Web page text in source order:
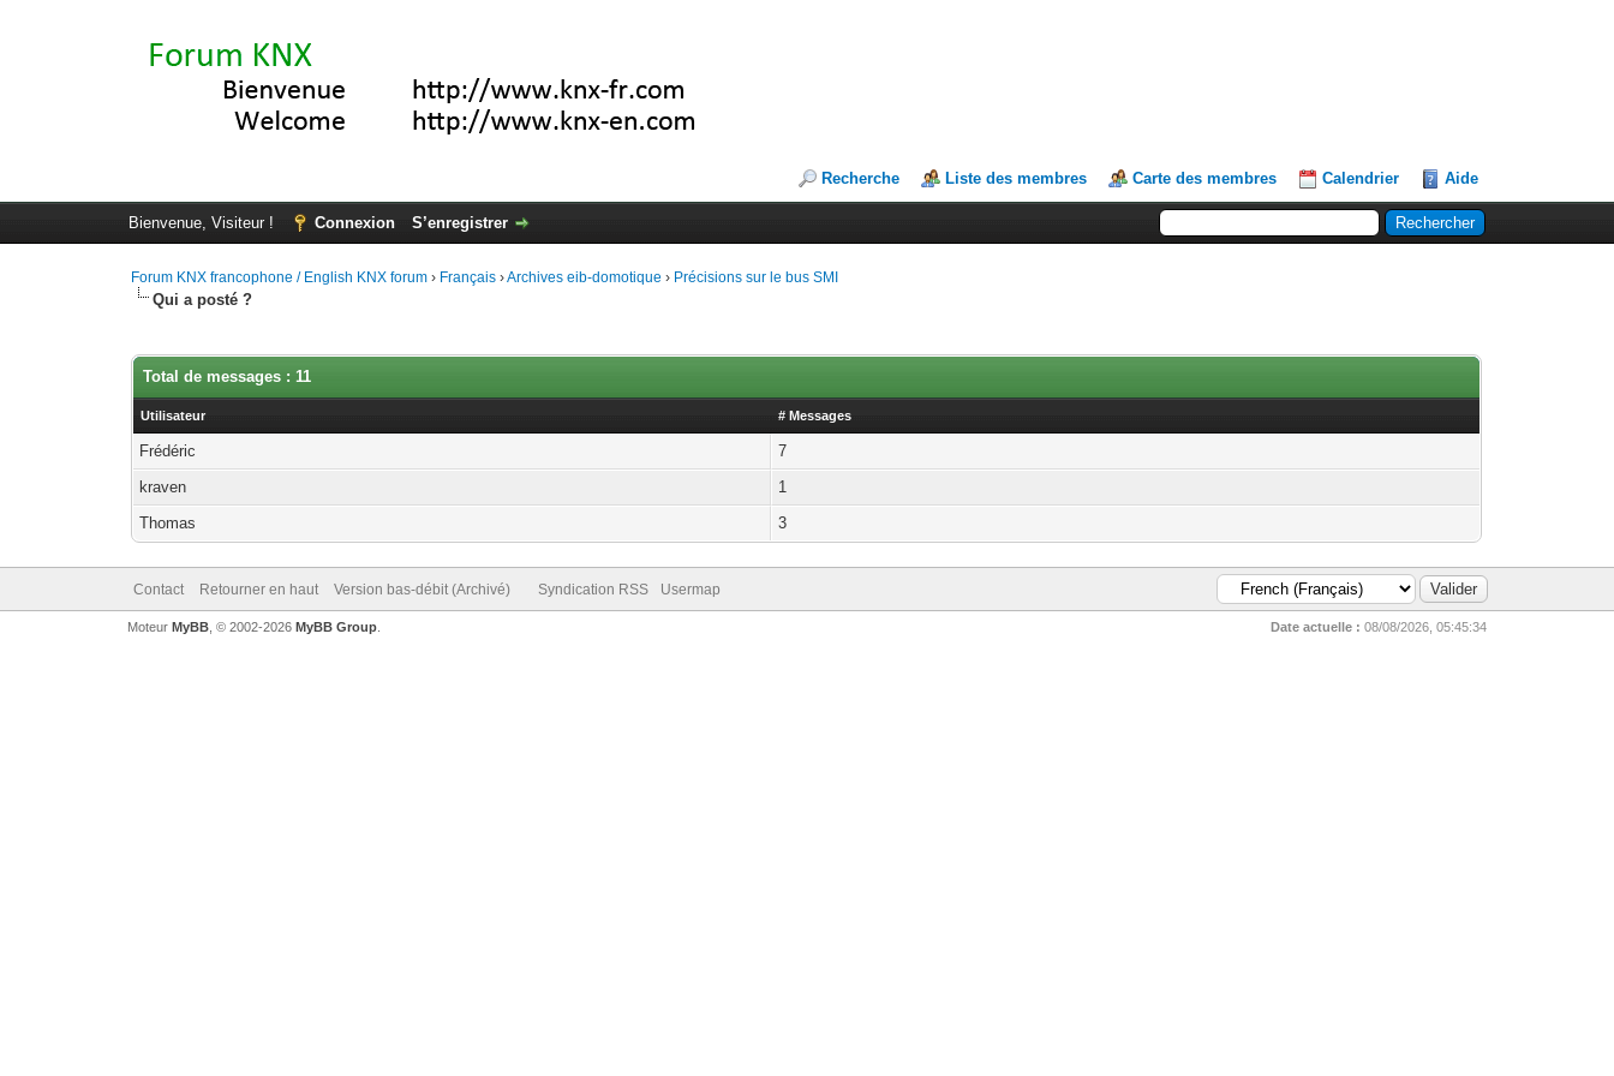
Recherche Liste des membres Carte des membres Calendrier Aide
Bienvenue, Visiteur ! Connexion S’enregistrer
Forum KNX francophone / English KNX forum › Français ›Archives eib-domotique › Précisions sur le bus SMI
Qui a posté ?
Total de messages : 11
Utilisateur # Messages
Frédéric
7
kraven
1
Thomas
3
Contact Retourner en haut Version bas-débit (Archivé) Syndication RSS Usermap
Date actuelle : 08/08/2026, 05:45:34
Moteur MyBB, © 2002-2026 MyBB Group.